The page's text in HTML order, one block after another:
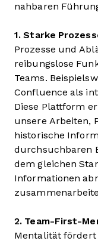
nahbaren
1. Starke
Prozesse und
reibungslose
Teams.
Confluence als
Diese Plattform
unsere Arbeiten,
historische
durchsuchbaren
dem gleichen
Informationen
2. Team-First-
Mentalität fördert